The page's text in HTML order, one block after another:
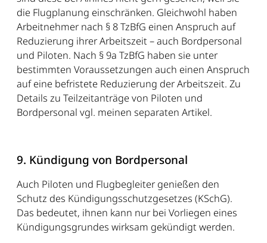
die Flugplanung einschränken. Gleichwohl haben
Arbeitnehmer nach § 8 TzBfG einen Anspruch auf
Reduzierung ihrer Arbeitszeit – auch Bordpersonal
und Piloten. Nach § 9a TzBfG haben sie unter
bestimmten Voraussetzungen auch einen Anspruch
auf eine befristete Reduzierung der Arbeitszeit. Zu
Details zu Teilzeitanträge von Piloten und
Bordpersonal vgl. meinen separaten Artikel.
9. Kündigung von Bordpersonal
Auch Piloten und Flugbegleiter genießen den
Schutz des Kündigungsschutzgesetzes (KSchG).
Das bedeutet, ihnen kann nur bei Vorliegen eines
Kündigungsgrundes wirksam gekündigt werden.